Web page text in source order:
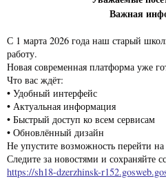
Важная
С 1 марта 2026 года наш старый
работу.
Новая современная платформа уже
Что вас ждёт:
• Удобный интерфейс
• Актуальная информация
• Быстрый доступ ко всем сервисам
• Обновлённый дизайн
Не упустите возможность перейти
Следите за новостями и сохраняйте
https://sh18-dzerzhinsk-